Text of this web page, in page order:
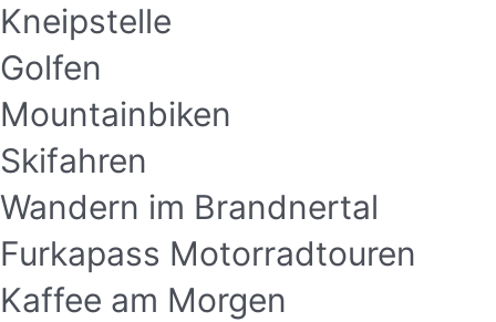
Kneipstelle
Golfen
Mountainbiken
Skifahren
Wandern im Brandnertal
Furkapass Motorradtouren
Kaffee am Morgen